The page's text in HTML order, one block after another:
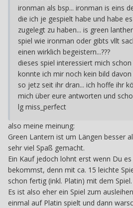
ironman als bsp... ironman is eins
die ich je gespielt habe und habe
zugelegt zu haben... is green
spiel wie ironman oder gibts vllt
einen wirklich begeistern...???
dieses spiel interessiert mich
konnte ich mir noch kein bild davon
so jetz seit ihr dran... ich hoffe ihr
mich über eure antworten und
lg miss_perfect
also meine meinung:
Green Lantern ist um Längen besser
sehr viel Spaß gemacht.
Ein Kauf jedoch lohnt erst wenn Du
bekommst, denn mit ca. 15 leichte
schon fertig (inkl. Platin) mit dem Spiel.
Es ist also eher ein Spiel zum
einmal auf Platin spielt und dann